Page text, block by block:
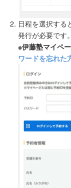
日程を選択する
発行が必要です。
※伊藤塾マイペ
ワードを忘れ